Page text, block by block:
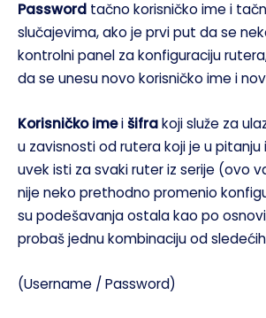
Password tačno korisničko ime i
slučajevima, ako je prvi put da se
kontrolni panel za konfiguraciju
da se unesu novo korisničko ime i
Korisničko imeišifrakoji služe za
u zavisnosti od rutera koji je u pitanju
uvek isti za svaki ruter iz serije (ovo
nije neko prethodno promenio
su podešavanja ostala kao po
probaš jednu kombinaciju od
(Username / Password)